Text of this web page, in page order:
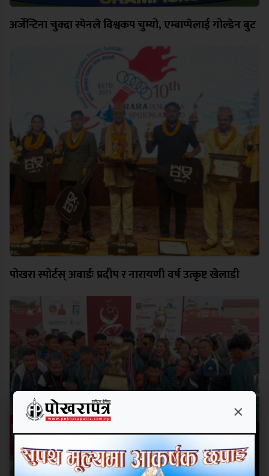
अर्जेन्टिना चुक्दा स्पेनले विश्वकप चुम्यो, एम्बाप्पेलाई गोल्डेन बुट
पोखरा स्पोर्टस् अवार्डः प्रदीप र नारायणी वर्ष उत्कृष्ट खेलाडी
×